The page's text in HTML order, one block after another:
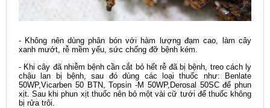
- Không nên dùng phân bón với hàm lượng đạm cao, làm cây
xanh mướt, rễ mềm yếu, sức chống đỡ bệnh kém.
- Khi cây đã nhiễm bệnh cần cắt bỏ hết rễ đã bị bệnh, treo cách ly
chậu lan bị bệnh, sau đó dùng các loại thuốc như: Benlate
50WP,Vicarben 50 BTN, Topsin -M 50WP,Derosal 50SC để phun
xịt. Sau khi phun xịt thuốc nên bỏ một vài cữ tưới để thuốc không
bị rửa trôi.